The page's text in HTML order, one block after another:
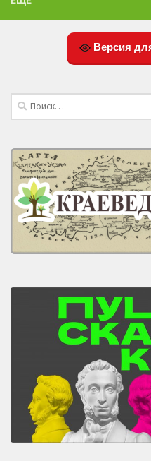
Версия
Найти: